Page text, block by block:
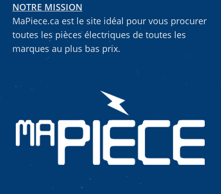
Vous ne trouvez pas la pièce sur notre site…
NOTRE MISSION
MaPiece.ca est le site idéal pour vous procurer
toutes les pièces électriques de toutes les
marques au plus bas prix.